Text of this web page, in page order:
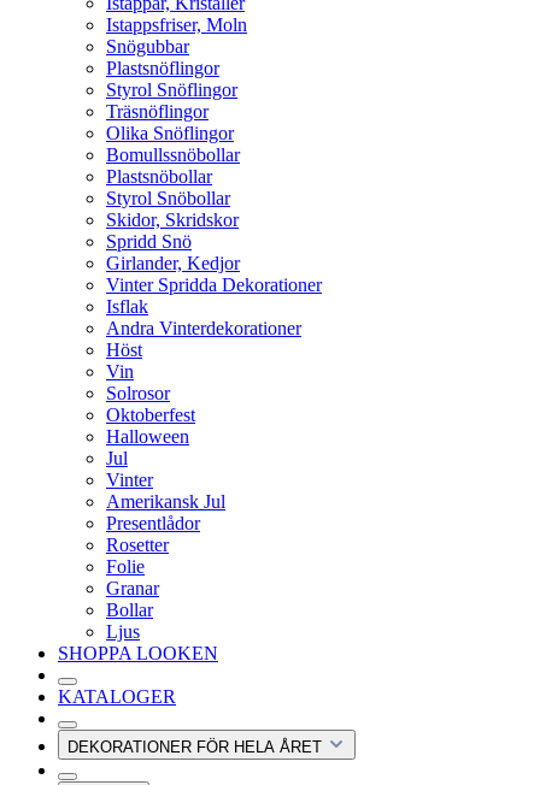
Istappsfriser, Moln
Snögubbar
Plastsnöflingor
Styrol Snöflingor
Träsnöflingor
Olika Snöflingor
Bomullssnöbollar
Plastsnöbollar
Styrol Snöbollar
Skidor, Skridskor
Spridd Snö
Girlander, Kedjor
Vinter Spridda Dekorationer
Isflak
Andra Vinterdekorationer
Höst
Vin
Solrosor
Oktoberfest
Halloween
Jul
Vinter
Amerikansk Jul
Presentlådor
Rosetter
Folie
Granar
Bollar
Ljus
SHOPPA LOOKEN
KATALOGER
DEKORATIONER FÖR HELA ÅRET